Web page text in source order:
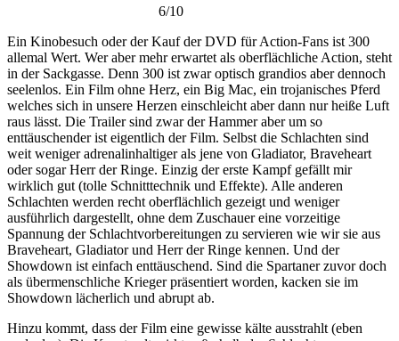
6/10
Ein Kinobesuch oder der Kauf der DVD für Action-Fans ist 300
allemal Wert. Wer aber mehr erwartet als oberflächliche Action, steht
in der Sackgasse. Denn 300 ist zwar optisch grandios aber dennoch
seelenlos. Ein Film ohne Herz, ein Big Mac, ein trojanisches Pferd
welches sich in unsere Herzen einschleicht aber dann nur heiße Luft
raus lässt. Die Trailer sind zwar der Hammer aber um so
enttäuschender ist eigentlich der Film. Selbst die Schlachten sind
weit weniger adrenalinhaltiger als jene von Gladiator, Braveheart
oder sogar Herr der Ringe. Einzig der erste Kampf gefällt mir
wirklich gut (tolle Schnitttechnik und Effekte). Alle anderen
Schlachten werden recht oberflächlich gezeigt und weniger
ausführlich dargestellt, ohne dem Zuschauer eine vorzeitige
Spannung der Schlachtvorbereitungen zu servieren wie wir sie aus
Braveheart, Gladiator und Herr der Ringe kennen. Und der
Showdown ist einfach enttäuschend. Sind die Spartaner zuvor doch
als übermenschliche Krieger präsentiert worden, kacken sie im
Showdown lächerlich und abrupt ab.
Hinzu kommt, dass der Film eine gewisse kälte ausstrahlt (eben